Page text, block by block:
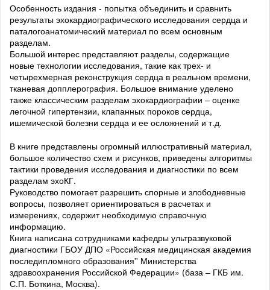
Особенность издания - попытка объединить и сравнить
результаты эхокардиографического исследования сердца и
паталогоанатомический материал по всем основным
разделам.
Большой интерес представляют разделы, содержащие
новые технологии исследования, такие как трех- и
четырехмерная реконструкция сердца в реальном времени,
тканевая допплерография. Большое внимание уделено
также классическим разделам эхокардиографии – оценке
легочной гипертензии, клапанных пороков сердца,
ишемической болезни сердца и ее осложнений и т.д.
В книге представлены огромный иллюстративный материал,
большое количество схем и рисунков, приведены алгоритмы
тактики проведения исследования и диагностики по всем
разделам эхоКГ.
Руководство помогает разрешить спорные и злободневные
вопросы, позволяет ориентироваться в расчетах и
измерениях, содержит необходимую справочную
информацию.
Книга написана сотрудниками кафедры ультразвуковой
диагностики ГБОУ ДПО «Российская медицинская академия
последипломного образования'' Министерства
здравоохранения Российской Федерации» (база – ГКБ им.
С.П. Боткина, Москва).